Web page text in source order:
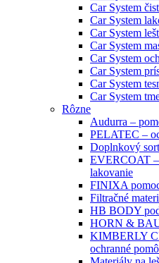
Car System
Car System
Car System
Car System
Car System
Car System
Car System
Car System
Rôzne
Audurra –
PELATEC –
Doplnkový
EVERCOAT
lakovanie
FINIXA
Filtračné
HB BODY
HORN &
KIMBERLY
ochranné